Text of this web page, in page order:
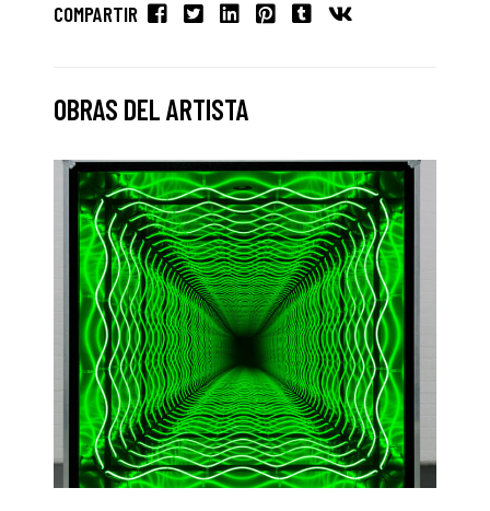
COMPARTIR
OBRAS DEL ARTISTA